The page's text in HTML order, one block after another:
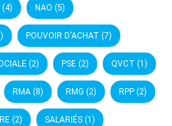
(4) NAO (5)
POUVOIR D'ACHAT (7)
(2) PSE (2) QVCT (1)
RMA (8) RMG (2) RPP (2)
(2) SALARIÉS (1)